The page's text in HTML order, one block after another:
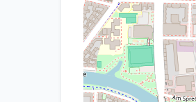
Nettokaltmiete: 661
Lagebeschreibung
Die Immobilie
Verkehrsanbindung